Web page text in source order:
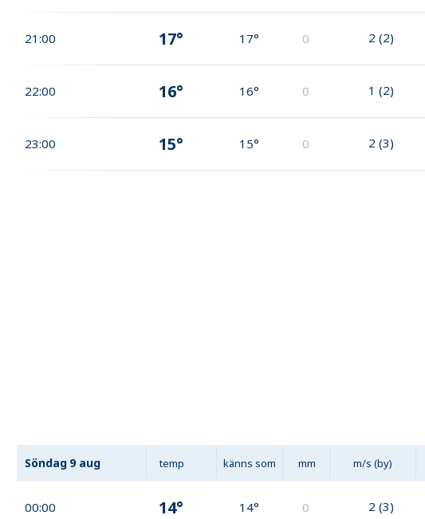
21:00 17° 17° 0 2 (2)
22:00 16° 16° 0 1 (2)
23:00 15° 15° 0 2 (3)
Söndag 9 aug temp känns som mm m/s (by)
00:00 14° 14° 0 2 (3)